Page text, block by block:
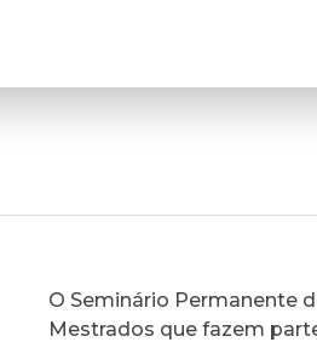
O Seminário Permanente
Mestrados que fazem